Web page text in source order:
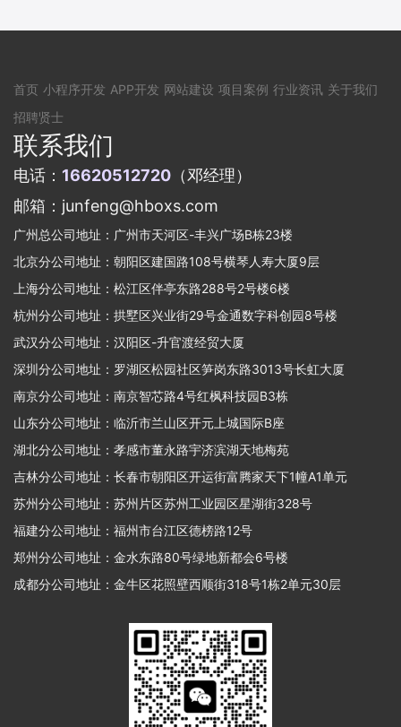
首页 小程序开发 APP开发 网站建设 项目案例 行业资讯 关于我们
招聘贤士
联系我们
电话： 16620512720 （邓经理）
邮箱：junfeng@hboxs.com
广州总公司地址：广州市天河区-丰兴广场B栋23楼
北京分公司地址：朝阳区建国路108号横琴人寿大厦9层
上海分公司地址：松江区伴亭东路288号2号楼6楼
杭州分公司地址：拱墅区兴业街29号金通数字科创园8号楼
武汉分公司地址：汉阳区-升官渡经贸大厦
深圳分公司地址：罗湖区松园社区笋岗东路3013号长虹大厦
南京分公司地址：南京智芯路4号红枫科技园B3栋
山东分公司地址：临沂市兰山区开元上城国际B座
湖北分公司地址：孝感市董永路宇济滨湖天地梅苑
吉林分公司地址：长春市朝阳区开运街富腾家天下1幢A1单元
苏州分公司地址：苏州片区苏州工业园区星湖街328号
福建分公司地址：福州市台江区德榜路12号
郑州分公司地址：金水东路80号绿地新都会6号楼
成都分公司地址：金牛区花照壁西顺街318号1栋2单元30层